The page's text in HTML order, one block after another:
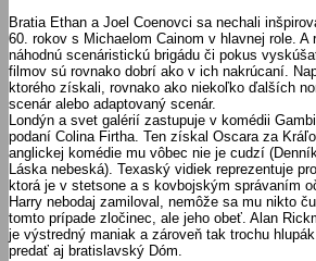
Bratia Ethan a Joel Coenovci sa nechali
60. rokov s Michaelom Cainom v hlavnej role. A
náhodnú scenáristickú brigádu či pokus
filmov sú rovnako dobrí ako v ich nakrúcaní.
ktorého získali, rovnako ako niekoľko ďalších
scenár alebo adaptovaný scenár.
Londýn a svet galérií zastupuje v komédii
podaní Colina Firtha. Ten získal Oscara za
anglickej komédie mu vôbec nie je cudzí
Láska nebeská). Texaský vidiek reprezentuje
ktorá je v stetsone a s kovbojským správaním
Harry nebodaj zamiloval, nemôže sa mu nikto
tomto prípade zločinec, ale jeho obeť. Alan
je výstredný maniak a zároveň tak trochu
predať aj bratislavský Dóm.